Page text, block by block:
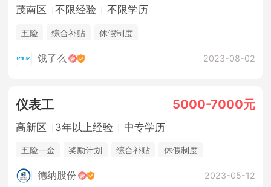
茂南区 不限经验 不限学历
五险 综合补贴 休假制度
饿了么 2023-08-02
仪表工 5000-7000元
高新区 3年以上经验 中专学历
五险一金 奖励计划 综合补贴
休假制度
法定节假日
德纳股份 2023-05-12